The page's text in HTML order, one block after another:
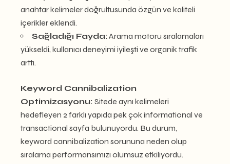
anahtar kelimeler doğrultusunda özgün ve kaliteli
içerikler eklendi.
Sağladığı Fayda: Arama motoru sıralamaları
yükseldi, kullanıcı deneyimi iyileşti ve organik trafik
arttı.
Keyword Cannibalization
Optimizasyonu: Sitede aynı kelimeleri
hedefleyen 2 farklı yapıda pek çok informational ve
transactional sayfa bulunuyordu. Bu durum,
keyword cannibalization sorununa neden olup
sıralama performansımızı olumsuz etkiliyordu.